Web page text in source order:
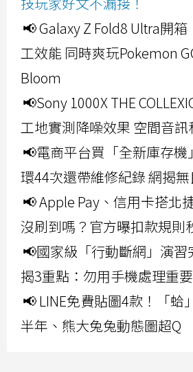
📢 Galaxy Z Fold8 Ultra開
工效能 同時爽玩Pokemon
Bloom
📢Sony 1000X THE
工地實測降噪效果 空間音
📢電商平台買「全新庫存
環44次還帶維修紀錄 網揭
📢 Apple Pay、信用卡搭北
沒刷到嗎？官方曝扣款規則
📢國家級「行動斷網」演習
揭3重點：勿用手機處理重
📢 LINE免費貼圖4款！「蛤
半年、熊大兔兔動態圖超Q